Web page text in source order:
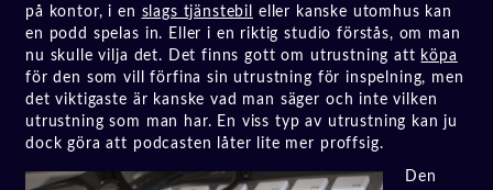
på kontor, i en slags tjänstebil
eller kanske utomhus kan
en podd spelas in. Eller i en riktig studio förstås, om man
nu skulle vilja det. Det finns gott om utrustning att köpa
för den som vill förfina sin utrustning för inspelning, men
det viktigaste är kanske vad man säger och inte vilken
utrustning som man har. En viss typ av utrustning kan ju
dock göra att podcasten låter lite mer proffsig.
Den